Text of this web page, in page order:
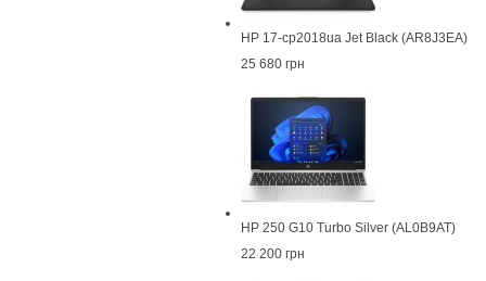
HP 17-cp2018ua Jet Black (AR8J3EA)
25 680 грн
HP 250 G10 Turbo Silver (AL0B9AT)
22 200 грн